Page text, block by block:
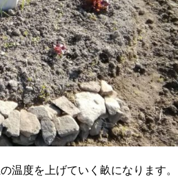
温度を上げていく畝になります。